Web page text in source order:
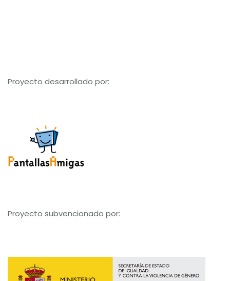
Proyecto desarrollado por:
Proyecto subvencionado por: